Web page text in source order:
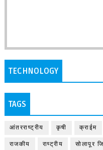
TECHNOLOGY
TAGS
आंतरराष्ट्रीय कृषी क्राईम
राजकीय राष्ट्रीय सोलापूर